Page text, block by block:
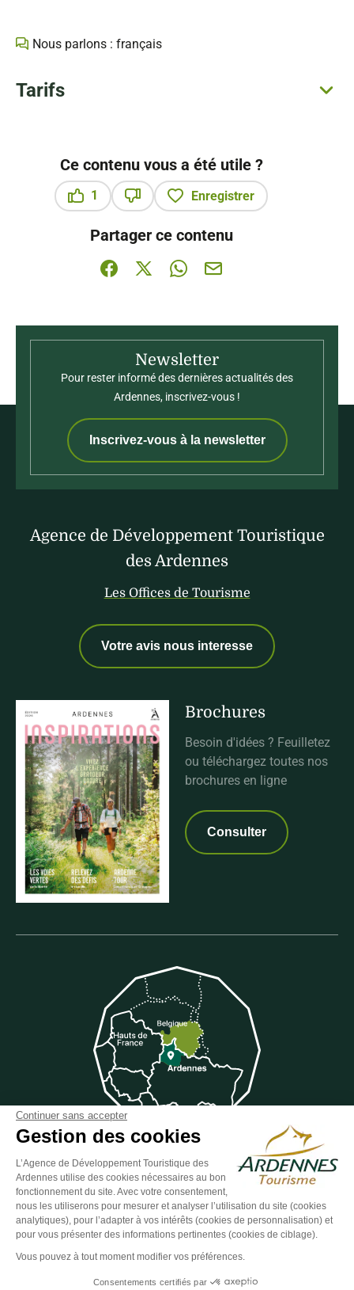
Nous parlons : français
Tarifs
Ce contenu vous a été utile ?
1
Enregistrer
Partager ce contenu
Partager sur Facebook (nouvelle fenêtre)
Partager sur X / Twitter (nouvelle
Partager sur WhatsApp
Partager par mail
Newsletter
Pour rester informé des dernières actualités des
Ardennes, inscrivez-vous !
Inscrivez-vous à la newsletter
Agence de Développement Touristique
des Ardennes
Les Offices de Tourisme
Votre avis nous interesse
Brochures
Besoin d'idées ? Feuilletez
ou téléchargez toutes nos
brochures en ligne
Consulter
Suivez-nous sur Facebook
Suivez-nous sur Instagram
Suivez-nous sur Youtube
Suivez-nous sur
Suivez-nous
ESPACE GROUPES ESPACE PRESSE ESPACE PRO
Continuer sans accepter
Gestion des cookies
L’Agence de Développement Touristique des
Ardennes utilise des cookies nécessaires au bon
fonctionnement du site. Avec votre consentement,
nous les utiliserons pour mesurer et analyser l’utilisation du site (cookies
analytiques), pour l’adapter à vos intérêts (cookies de personnalisation) et
pour vous présenter des informations pertinentes (cookies de ciblage).
Vous pouvez à tout moment modifier vos préférences.
Consentements certifiés par